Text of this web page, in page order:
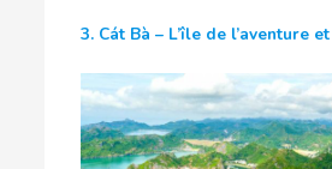
3. Cát Bà – L’île de l’aventure